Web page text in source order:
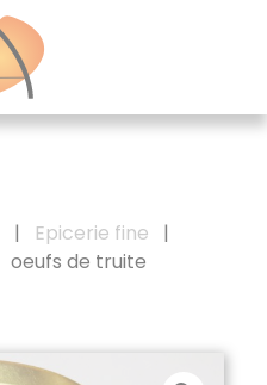
| Epicerie fine
|
oeufs de truite